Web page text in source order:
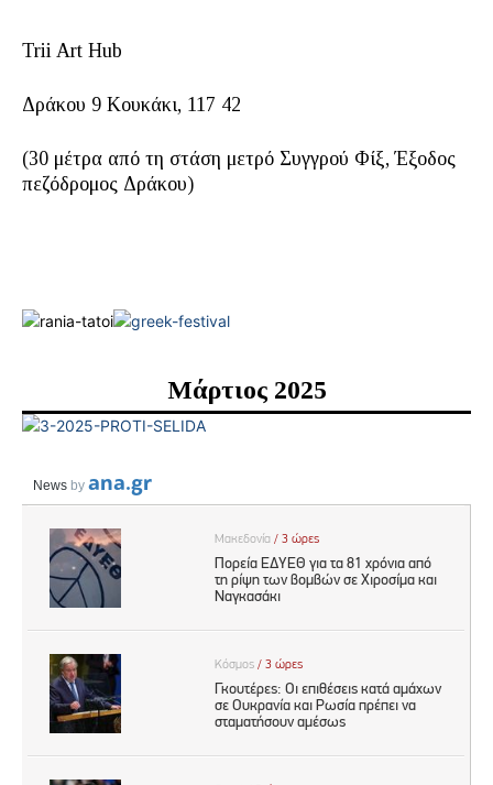
Trii Art Hub
Δράκου 9 Κουκάκι, 117 42
(30 μέτρα από τη στάση μετρό Συγγρού Φίξ, Έξοδος
πεζόδρομος Δράκου)
Μάρτιος 2025